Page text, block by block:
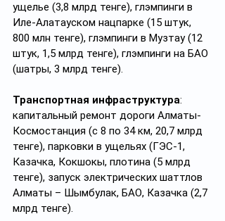
ущелье (3,8 млрд тенге), глэмпинги в
Иле-Алатауском нацпарке (15 штук,
800 млн тенге), глэмпинги в Музтау (12
штук, 1,5 млрд тенге), глэмпинги на БАО
(шатры, 3 млрд тенге).
Транспортная инфраструктура:
капитальный ремонт дороги Алматы-
Космостанция (с 8 по 34 км, 20,7 млрд
тенге), парковки в ущельях (ГЭС-1,
Казачка, Кокшокы, плотина (5 млрд
тенге), запуск электрических шаттлов
Алматы – Шымбулак, БАО, Казачка (2,7
млрд тенге).